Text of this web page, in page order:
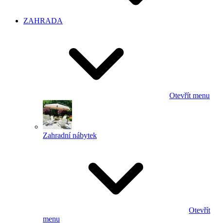
ZAHRADA
Otevřít menu
Zahradní nábytek
Otevřít
menu